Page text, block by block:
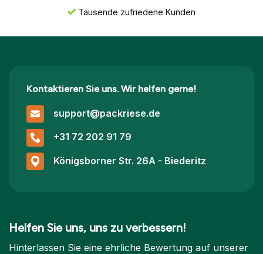
Tausende zufriedene Kunden
Kontaktieren Sie uns. Wir helfen gerne!
support@packriese.de
+31 72 202 91 79
Königsborner Str. 26A - Biederitz
Helfen Sie uns, uns zu verbessern!
Hinterlassen Sie eine ehrliche Bewertung auf unserer